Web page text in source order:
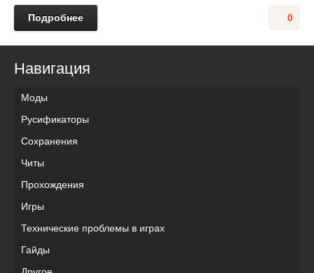
0
Подробнее
Навигация
Моды
Русификаторы
Сохранения
Читы
Прохождения
Игры
Технические проблемы в играх
Гайды